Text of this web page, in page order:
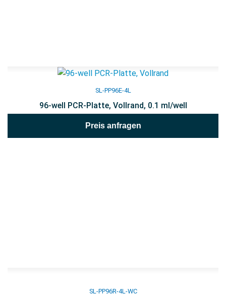
SL-PP96E-4L
96-well PCR-Platte, Vollrand, 0.1 ml/well
Preis anfragen
SL-PP96R-4L-WC